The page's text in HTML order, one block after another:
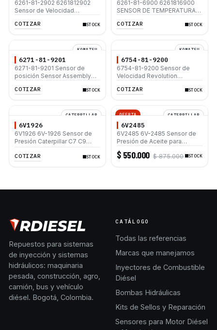
6261-81-2902 6261812902
Sensor de Velocidad
6 WA500-7
COTIZAR STOCK
6261-81-6900 6261816900
SENSOR DE TEMPERATURA
PC220-6 PC200-8
COTIZAR STOCK
KOMATSU
6271-81-9201
6271-81-9201 Sensor de
posición Sensor Assembly
PC220LL-8 PC240LC-10
COTIZAR STOCK
KOMATSU
6754-81-9200
6754-81-9200 Sensor de
Velocidad Revolution
Sensor PC130-8 PC200-8
COTIZAR STOCK
CATERPILLAR
6V1926
6V1926 6V-1926 Sensor de
Presión Caterpillar C7 C9
COTIZAR
STOCK
OFERTA CATERPILLAR
6V2485
6V2485 6V-2485 Sensor de
Presión de Aceite para
Motores Caterpillar 3116 3126
3408E 3412E
$ 550.000 $ 875.000 STOCK
Repuestos para sistemas
de inyección y sistemas
hidráulicos: maquinaria
pesada, construcción, agro,
camión, bus y vehículo
diésel. Bogotá, Colombia.
CATÁLOGO
Todas las referencias
Marcas que manejamos
Inyectores de Combustible
Diésel
Bombas Hidráulicas
Kits de Sellos y Reparación
Sensores para Motor Diésel